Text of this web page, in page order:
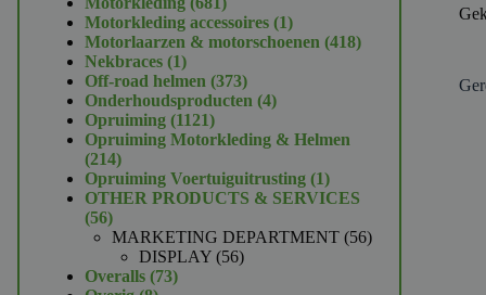
producten
Motorkleding accessoires 11
product
Motorlaarzen & motorschoenen 418418
Nekbraces 11
product
Off-road helmen 373373
producten
Onderhoudsproducten 44
Opruiming 11211121
producten
Opruiming Motorkleding & Helmen
214214
producten
Opruiming Voertuiguitrusting 11
product
OTHER PRODUCTS & SERVICES
5656
producten
MARKETING DEPARTMENT 5656
DISPLAY 5656
Overalls 7373